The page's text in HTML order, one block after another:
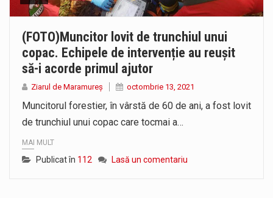
(FOTO)Muncitor lovit de trunchiul unui
copac. Echipele de intervenție au reușit
să-i acorde primul ajutor
Ziarul de Maramureș octombrie 13, 2021
Muncitorul forestier, în vârstă de 60 de ani, a fost lovit
de trunchiul unui copac care tocmai a…
MAI MULT
Publicat în 112 Lasă un comentariu